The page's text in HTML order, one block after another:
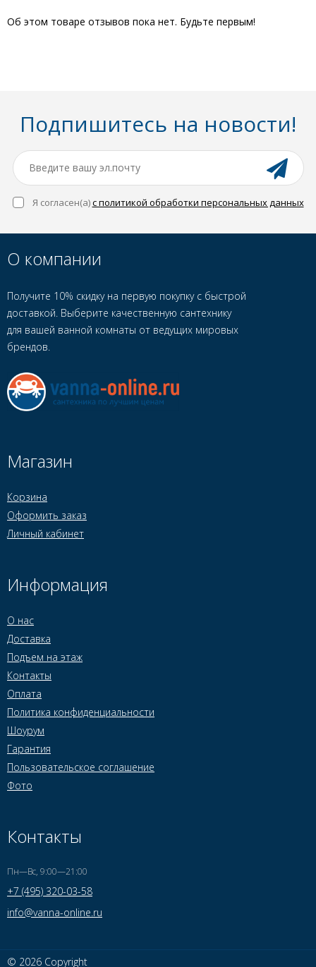
Об этом товаре отзывов пока нет. Будьте первым!
Подпишитесь на новости!
Я согласен(a)с политикой обработки персональных данных
О компании
Получите 10% скидку на первую покупку с быстрой
доставкой. Выберите качественную сантехнику
для вашей ванной комнаты от ведущих мировых
брендов.
Магазин
Корзина
Оформить заказ
Личный кабинет
Информация
О нас
Доставка
Подъем на этаж
Контакты
Оплата
Политика конфиденциальности
Шоурум
Гарантия
Пользовательское соглашение
Фото
Контакты
Пн—Вс, 9:00—21:00
+7 (495) 320-03-58
info@vanna-online.ru
© 2026 Copyright